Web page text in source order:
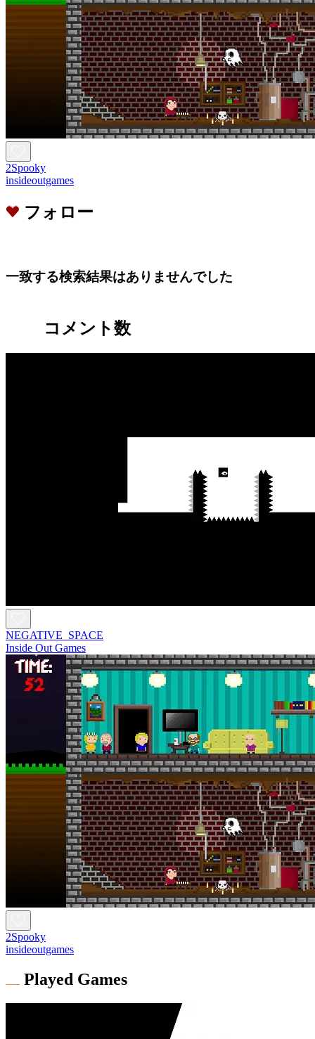
2Spooky
insideoutgames
フォロー
一致する検索結果はありませんでした
コメント数
NEGATIVE_SPACE
Inside Out Games
2Spooky
insideoutgames
Played Games